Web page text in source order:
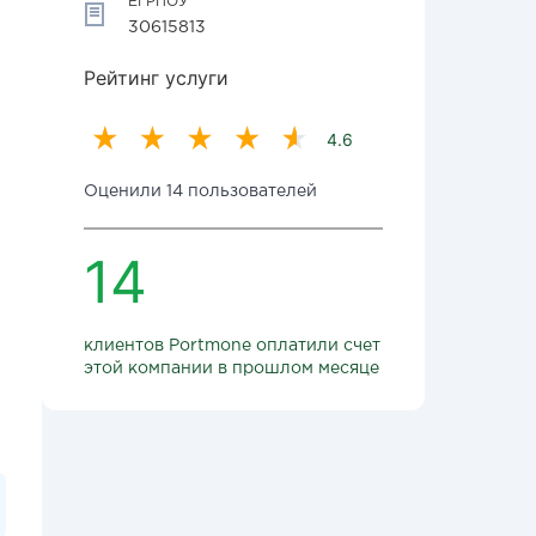
30615813
Рейтинг услуги
4.6
Оценили 14 пользователей
14
клиентов Portmone оплатили счет
этой компании в прошлом месяце